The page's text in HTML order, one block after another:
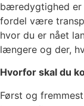
bæredygtighed er
fordel være
hvor du er nået
længere og der,
Hvorfor skal du
Først og